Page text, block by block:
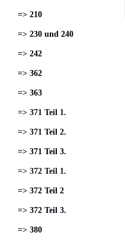
=> 210
=> 230 und 240
=> 242
=> 362
=> 363
=> 371 Teil 1.
=> 371 Teil 2.
=> 371 Teil 3.
=> 372 Teil 1.
=> 372 Teil 2
=> 372 Teil 3.
=> 380